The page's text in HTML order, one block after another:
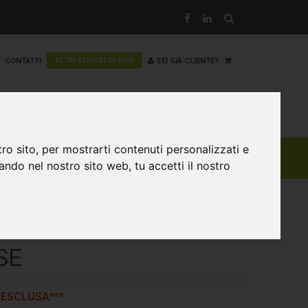
sito, per mostrarti contenuti personalizzati e
nel nostro sito web, tu accetti il nostro
CONTATTI ALTRI SERVIZI DI GHN SEI GIÀ CLIENTE?